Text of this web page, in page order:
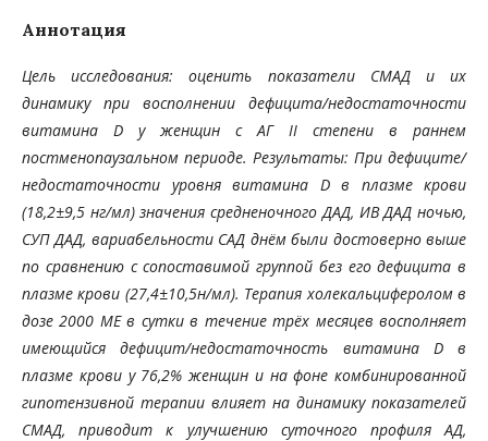
Аннотация
Цель исследования: оценить показатели СМАД и их
динамику при восполнении дефицита/недостаточности
витамина D у женщин с АГ II степени в раннем
постменопаузальном периоде. Результаты: При дефиците/
недостаточности уровня витамина D в плазме крови
(18,2±9,5 нг/мл) значения средненочного ДАД, ИВ ДАД ночью,
СУП ДАД, вариабельности САД днём были достоверно выше
по сравнению с сопоставимой группой без его дефицита в
плазме крови (27,4±10,5н/мл). Терапия холекальциферолом в
дозе 2000 МЕ в сутки в течение трёх месяцев восполняет
имеющийся дефицит/недостаточность витамина D в
плазме крови у 76,2% женщин и на фоне комбинированной
гипотензивной терапии влияет на динамику показателей
СМАД, приводит к улучшению суточного профиля АД,